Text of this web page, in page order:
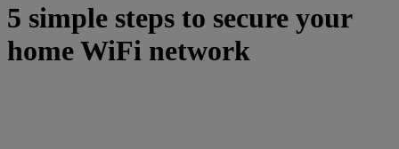
5 simple steps to secure your
home WiFi network